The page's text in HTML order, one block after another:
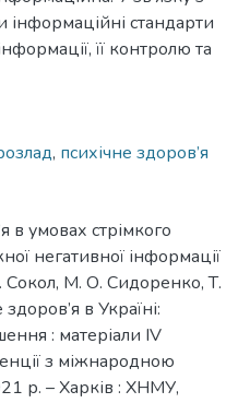
стандарти
її контролю та
, психічне здоров’я
в умовах стрімкого
негативної інформації
Сокол, М. О. Сидоренко, Т.
в Україні:
: матеріали ІV
з міжнародною
р. – Харків : ХНМУ,